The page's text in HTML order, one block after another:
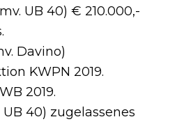
UB 40) € 210.000,-
Davino)
KWPN 2019.
2019.
40) zugelassenes